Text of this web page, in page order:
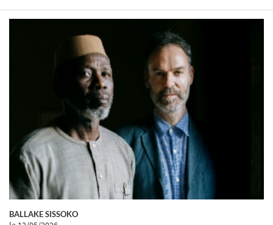
BALLAKE SISSOKO